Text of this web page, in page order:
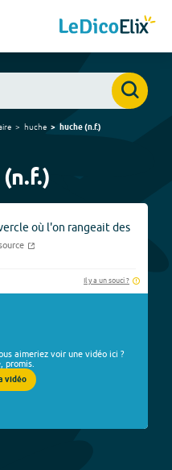
huche huche(n.f.)
où l'on rangeait des
Il y a un souci ?
aimeriez voir une vidéo ici ?
promis.
vidéo